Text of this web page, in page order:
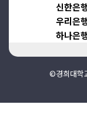
신한은
우리은
하나은
©경희대